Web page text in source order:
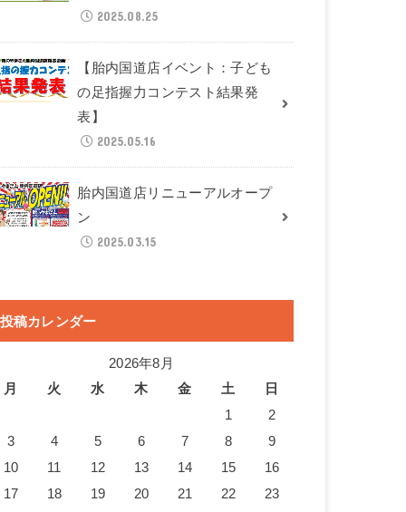
2025.08.25
【胎内国道店イベント：子ども
の足指握力コンテスト結果発
表】
2025.05.16
胎内国道店リニューアルオープ
ン
2025.03.15
投稿カレンダー
2026年8月
月
火 水 木 金 土
日
1
2
3
4 5 6 7 8
9
10
11 12 13 14 15
16
17
18 19 20 21 22
23